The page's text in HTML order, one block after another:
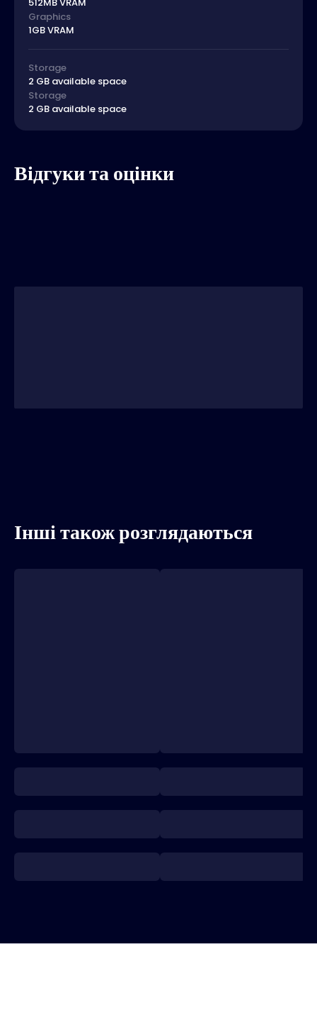
512MB VRAM
Graphics
1GB VRAM
Storage
2 GB available space
Storage
2 GB available space
Відгуки та оцінки
Інші також розглядаються